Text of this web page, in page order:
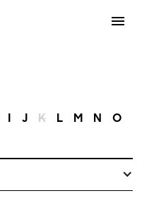
I J K L M N O